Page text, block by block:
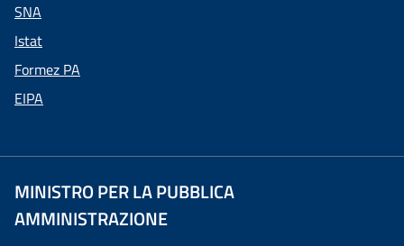
SNA
Istat
Formez PA
EIPA
MINISTRO PER LA PUBBLICA
AMMINISTRAZIONE